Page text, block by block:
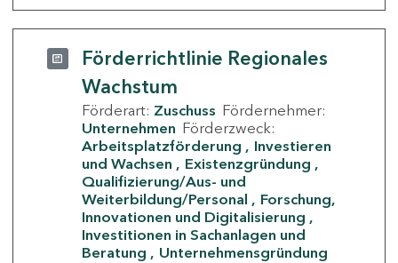
Förderrichtlinie Regionales
Wachstum
Förderart: Zuschuss Fördernehmer:
Unternehmen Förderzweck:
Arbeitsplatzförderung
Investieren
und Wachsen
Existenzgründung
Qualifizierung/Aus- und
Weiterbildung/Personal
Forschung,
Innovationen und Digitalisierung
Investitionen in Sachanlagen und
Beratung
Unternehmensgründung